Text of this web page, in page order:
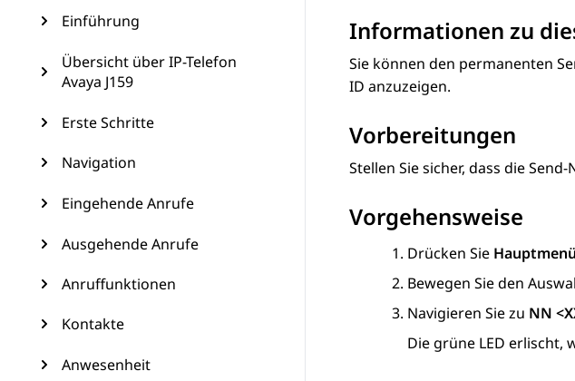
Einführung
Übersicht über IP-Telefon
Avaya J159
Erste Schritte
Navigation
Eingehende Anrufe
Ausgehende Anrufe
Anruffunktionen
Kontakte
Anwesenheit
Informationen zu
Sie können den permanenten
ID anzuzeigen.
Vorbereitungen
Stellen Sie sicher, dass die
Vorgehensweise
Drücken Sie Hauptmenü
Bewegen Sie den
Navigieren Sie zu NN
Die grüne LED erlischt,